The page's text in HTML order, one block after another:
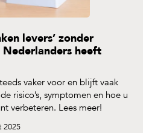
levers’ zonder
heeft
vaker voor en blijft vaak
risico’s, symptomen en hoe u
verbeteren. Lees meer!
2025